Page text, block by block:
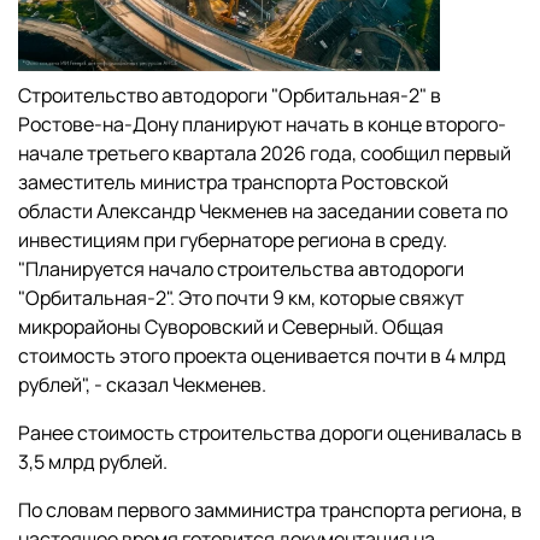
Строительство автодороги "Орбитальная-2" в
Ростове-на-Дону планируют начать в конце второго-
начале третьего квартала 2026 года, сообщил первый
заместитель министра транспорта Ростовской
области Александр Чекменев на заседании совета по
инвестициям при губернаторе региона в среду.
"Планируется начало строительства автодороги
"Орбитальная-2". Это почти 9 км, которые свяжут
микрорайоны Суворовский и Северный. Общая
стоимость этого проекта оценивается почти в 4 млрд
рублей", - сказал Чекменев.
Ранее стоимость строительства дороги оценивалась в
3,5 млрд рублей.
По словам первого замминистра транспорта региона, в